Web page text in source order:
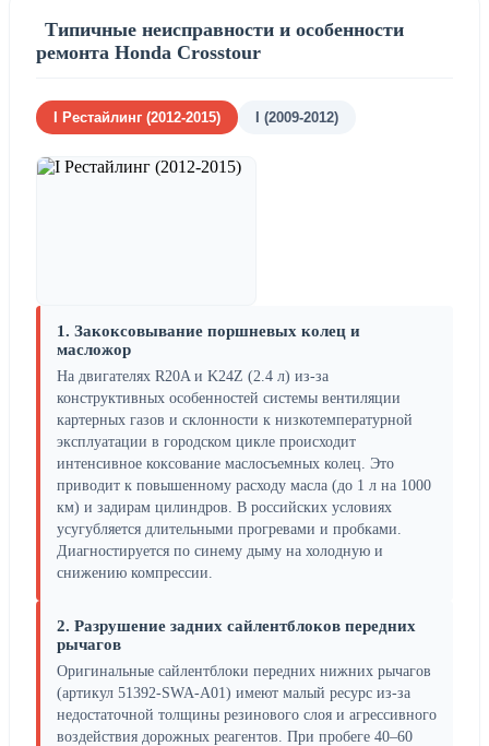
Типичные неисправности и особенности
ремонта Honda Crosstour
I Рестайлинг (2012-2015) I (2009-2012)
1. Закоксовывание поршневых колец и
масложор
На двигателях R20A и K24Z (2.4 л) из-за
конструктивных особенностей системы вентиляции
картерных газов и склонности к низкотемпературной
эксплуатации в городском цикле происходит
интенсивное коксование маслосъемных колец. Это
приводит к повышенному расходу масла (до 1 л на 1000
км) и задирам цилиндров. В российских условиях
усугубляется длительными прогревами и пробками.
Диагностируется по синему дыму на холодную и
снижению компрессии.
2. Разрушение задних сайлентблоков передних
рычагов
Оригинальные сайлентблоки передних нижних рычагов
(артикул 51392-SWA-A01) имеют малый ресурс из-за
недостаточной толщины резинового слоя и агрессивного
воздействия дорожных реагентов. При пробеге 40–60